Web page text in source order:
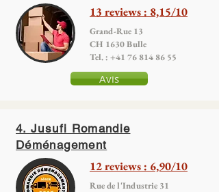
13 reviews : 8,15/10
Grand-Rue 13
CH 1630 Bulle
Tel. : +41 76 814 86 55
Avis
4. Jusufi Romandie
Déménagement
12 reviews : 6,90/10
Rue de l'Industrie 31